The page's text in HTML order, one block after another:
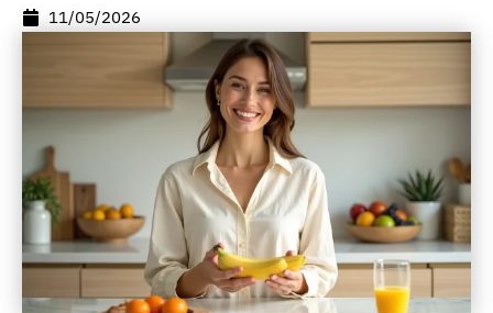
11/05/2026